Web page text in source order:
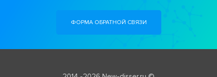
ФОРМА ОБРАТНОЙ СВЯЗИ